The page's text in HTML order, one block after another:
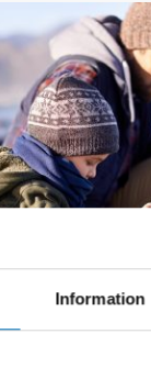
Information